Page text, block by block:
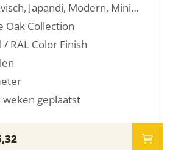
Scandinavisch, Japandi, Modern, Minimalistich
Oak Collection
/ RAL Color Finish
weken geplaatst